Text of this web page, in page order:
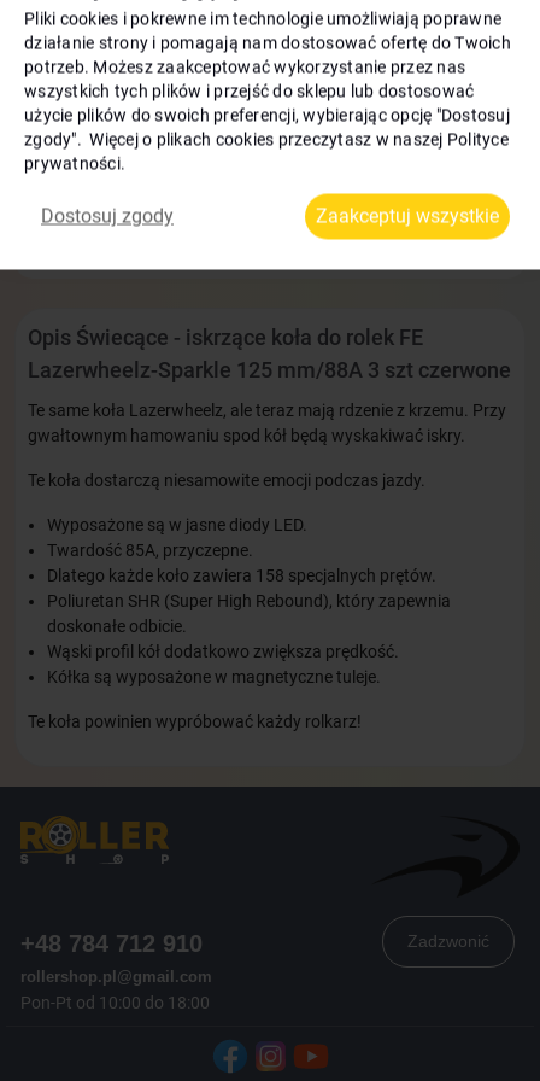
Bonusy: 20 zł
Dostawa i odbiór:
Dostawa InPost na terenie całej Polski —już w 1 dzień!
Wymiana i zwrot towaru w ciągu 14 dni
Opis Świecące - iskrzące koła do rolek FE
Lazerwheelz-Sparkle 125 mm/88A 3 szt czerwone
Te same koła Lazerwheelz, ale teraz mają rdzenie z krzemu. Przy
gwałtownym hamowaniu spod kół będą wyskakiwać iskry.
Te koła dostarczą niesamowite emocji podczas jazdy.
Wyposażone są w jasne diody LED.
Twardość 85A, przyczepne.
Dlatego każde koło zawiera 158 specjalnych prętów.
Poliuretan SHR (Super High Rebound), który zapewnia
doskonałe odbicie.
Wąski profil kół dodatkowo zwiększa prędkość.
Kółka są wyposażone w magnetyczne tuleje.
Te koła powinien wypróbować każdy rolkarz!
+48 784 712 910
rollershop.pl@gmail.com
Pon-Pt od 10:00 do 18:00
Zadzwonić
Pliki cookies i pokrewne im technologie umożliwiają poprawne
działanie strony i pomagają nam dostosować ofertę do Twoich
potrzeb. Możesz zaakceptować wykorzystanie przez nas
wszystkich tych plików i przejść do sklepu lub dostosować
użycie plików do swoich preferencji, wybierając opcję "Dostosuj
zgody". Więcej o plikach cookies przeczytasz w naszej Polityce
prywatności.
Dostosuj zgody Zaakceptuj wszystkie